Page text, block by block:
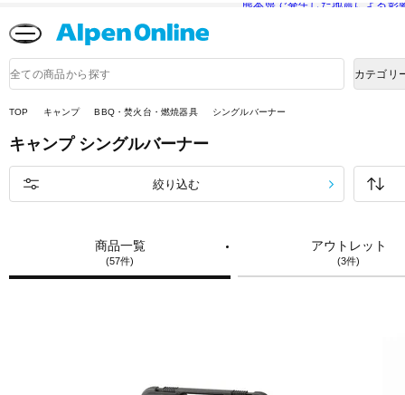
熊本県で発生した地震による影
品
検
カテゴリ
TOP キャンプ BBQ・焚火台・燃焼器具 シングルバーナー
キャンプ シングルバーナー
商品一覧
(57件)
アウトレット
(3件)
絞り込む